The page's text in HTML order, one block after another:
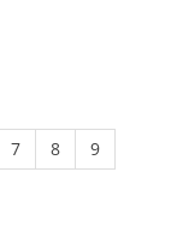
7 8
9